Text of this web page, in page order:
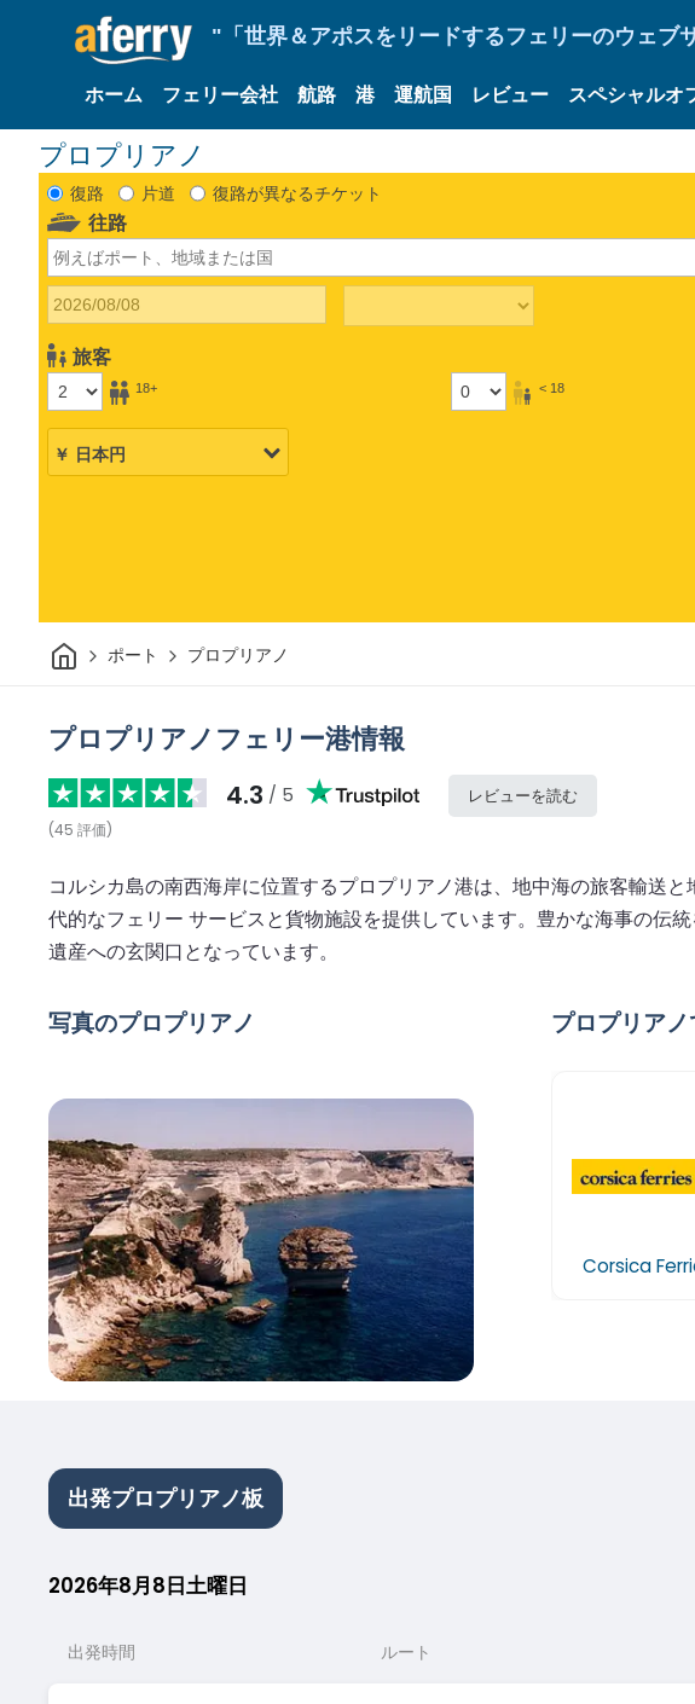
"「世界＆アポスをリードするフェリーのウェブ
ホーム フェリー会社 航路 港 運航国 レビュー スペシャルオ
プロプリアノ
復路 片道 復路が異なるチケット
往路
旅客
18+ < 18
家 ポート プロプリアノ
プロプリアノフェリー港情報
4.3 / 5
(45 評価)
レビューを読む
コルシカ島の南西海岸に位置するプロプリアノ港は、地中海の旅客輸送
代的なフェリー サービスと貨物施設を提供しています。豊かな海事の伝
遺産への玄関口となっています。
写真のプロプリアノ プロプリア
Corsica
出発プロプリアノ板
2026年8月8日土曜日
出発時間 ルート